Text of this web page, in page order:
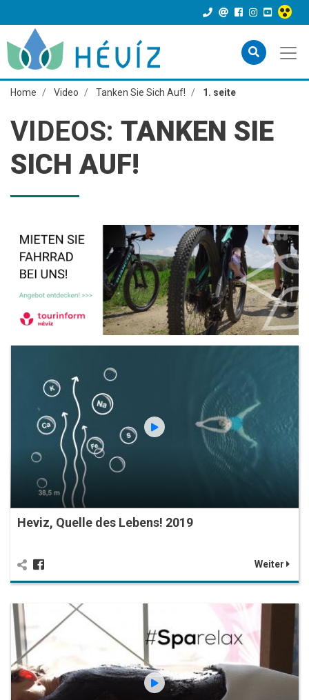
Home Video Tanken Sie Sich Auf! 1. seite
VIDEOS: TANKEN SIE
SICH AUF!
Heviz, Quelle des Lebens! 2019
Weiter